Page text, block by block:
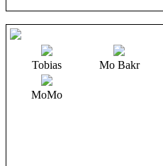
Tobias Mo Bakr
MoMo